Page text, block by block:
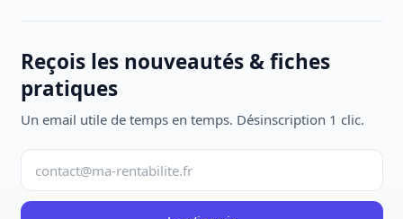
Reçois les nouveautés & fiches
pratiques
Un email utile de temps en temps. Désinscription 1 clic.